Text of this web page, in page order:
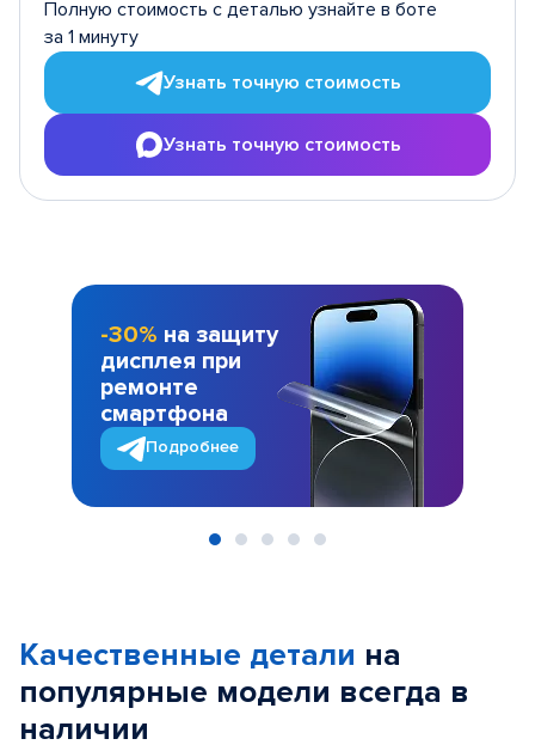
Полную стоимость с деталью узнайте в боте
за 1 минуту
Узнать точную стоимость
Узнать точную стоимость
-30% на защиту
дисплея при
ремонте
смартфона
Подробнее
Качественные детали на
популярные модели всегда в
наличии